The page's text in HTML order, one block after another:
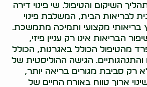
השיקום והטיפול. שי פינוי דירה
לבריאות הבית, המשלבת פינוי
בריאותי מקצועי ותמיכה מתמשכת.
הבריאות אינו רק עניין פיזי,
מהטיפול הכולל באגרנות, הכולל
והתנהגותיים. הגישה ההוליסטית של
רק סביבת מגורים בריאה יותר,
ארוך טווח באורח החיים של